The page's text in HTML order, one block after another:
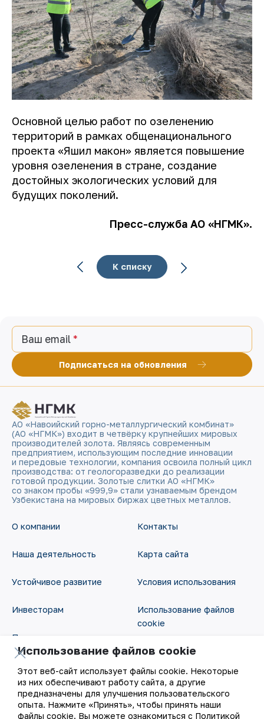
Основной целью работ по озеленению
территорий в рамках общенационального
проекта «Яшил макон» является повышение
уровня озеленения в стране, создание
достойных экологических условий для
будущих поколений.
Пресс-служба АО «НГМК».
К списку
Ваш email
Подписаться на обновления
АО «Навоийский горно-металлургический комбинат»
(АО «НГМК») входит в четвёрку крупнейших мировых
производителей золота. Являясь современным
предприятием, использующим последние инновации
и передовые технологии, компания освоила полный цикл
производства: от геологоразведки до реализации
готовой продукции. Золотые слитки АО «НГМК»
со знаком пробы «999,9» стали узнаваемым брендом
Узбекистана на мировых биржах цветных металлов.
О компании
Наша деятельность
Устойчивое развитие
Инвесторам
Пресс-центр
Цифровое правительство
Контакты
Карта сайта
Условия использования
Использование файлов
cookie
Открытые данные
RSS - лента
Использование файлов cookie
Этот веб-сайт использует файлы cookie. Некоторые
из них обеспечивают работу сайта, а другие
предназначены для улучшения пользовательского
опыта. Нажмите «Принять», чтобы принять наши
файлы cookie. Вы можете ознакомиться с Политикой